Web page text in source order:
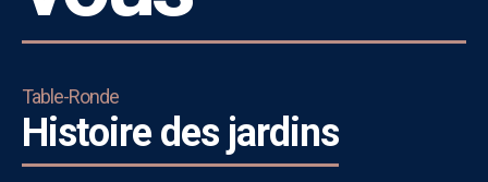
Table-Ronde
Histoire des jardins